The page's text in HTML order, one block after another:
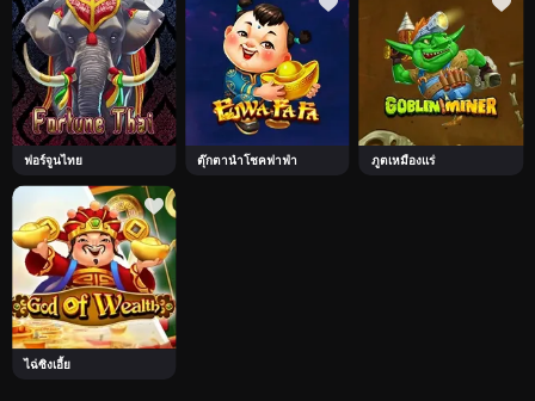
ฟอร์จูนไทย ตุ๊กตานำโชคฟาฟ่า ภูตเหมืองแร่
ไฉ่ซิงเอี้ย